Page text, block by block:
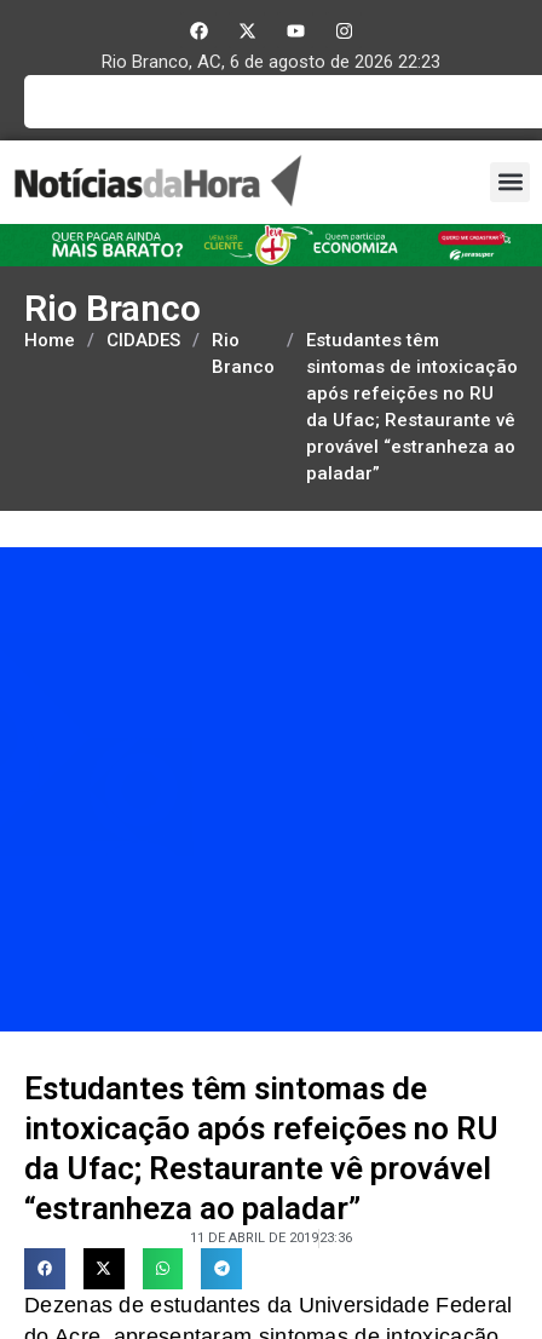
Rio Branco, AC, 6 de agosto de 2026 22:23
Rio Branco
Home / CIDADES /
Rio
Branco
/
Estudantes têm
sintomas de intoxicação
após refeições no RU
da Ufac; Restaurante vê
provável “estranheza ao
paladar”
Estudantes têm sintomas de
intoxicação após refeições no RU
da Ufac; Restaurante vê provável
“estranheza ao paladar”
11 DE ABRIL DE 201923:36
Dezenas de estudantes da Universidade Federal